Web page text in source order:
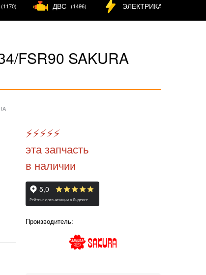
(1170) ДВС (1496) ЭЛЕКТРИКА
FSR90 SAKURA
⚡️⚡️⚡️⚡️⚡️
эта запчасть
в наличии
Производитель: